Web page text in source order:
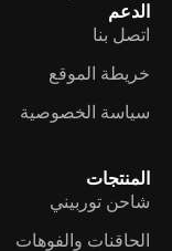
الدعم
اتصل بنا
خريطة الموقع
سياسة الخصوصية
المنتجات
شاحن توربيني
الحاقنات والفوهات